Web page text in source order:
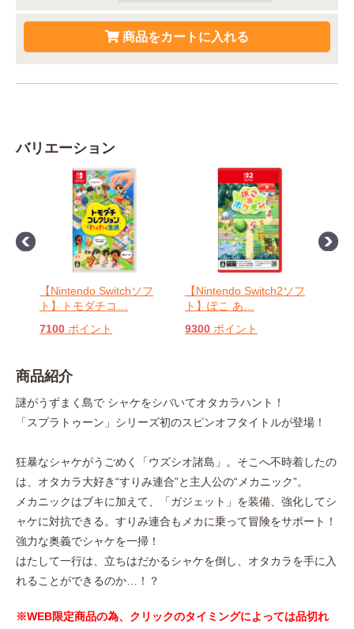
バリエーション
【Nintendo Switchソフ
ト】トモダチコ
7100 ポイント
【Nintendo Switch2ソフ
ト】ぽこ あ
9300 ポイント
商品紹介
謎がうずまく島で シャケをシバいてオタカラハント！
「スプラトゥーン」シリーズ初のスピンオフタイトルが登場！
狂暴なシャケがうごめく「ウズシオ諸島」。そこへ不時着したの
は、オタカラ大好き“すりみ連合”と主人公の“メカニック”。
メカニックはブキに加えて、「ガジェット」を装備、強化してシ
ャケに対抗できる。すりみ連合もメカに乗って冒険をサポート！
強力な奥義でシャケを一掃！
はたして一行は、立ちはだかるシャケを倒し、オタカラを手に入
れることができるのか…！？
※WEB限定商品の為、クリックのタイミングによっては品切れ